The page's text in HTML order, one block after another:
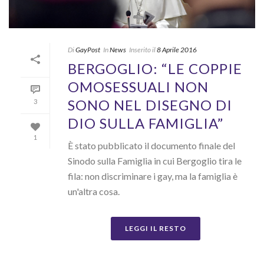
3
1
DiGayPost InNews Inserito il8 Aprile 2016
BERGOGLIO: “LE COPPIE
OMOSESSUALI NON
SONO NEL DISEGNO DI
DIO SULLA FAMIGLIA”
È stato pubblicato il documento finale del
Sinodo sulla Famiglia in cui Bergoglio tira le
fila: non discriminare i gay, ma la famiglia è
un'altra cosa.
LEGGI IL RESTO